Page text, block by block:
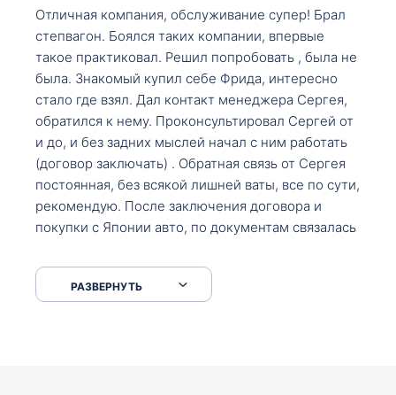
Отличная компания, обслуживание супер! Брал
степвагон. Боялся таких компании, впервые
такое практиковал. Решил попробовать , была не
была. Знакомый купил себе Фрида, интересно
стало где взял. Дал контакт менеджера Сергея,
обратился к нему. Проконсультировал Сергей от
и до, и без задних мыслей начал с ним работать
(договор заключать) . Обратная связь от Сергея
постоянная, без всякой лишней ваты, все по сути,
рекомендую. После заключения договора и
покупки с Японии авто, по документам связалась
что заполнить, куда зайти, образцы и т.д. После
приехал за авто. Меня тепло встретили Сергей с
РАЗВЕРНУТЬ